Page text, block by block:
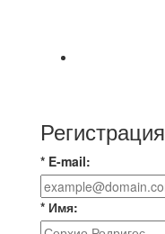
Регистрация
* E-mail:
* Имя: